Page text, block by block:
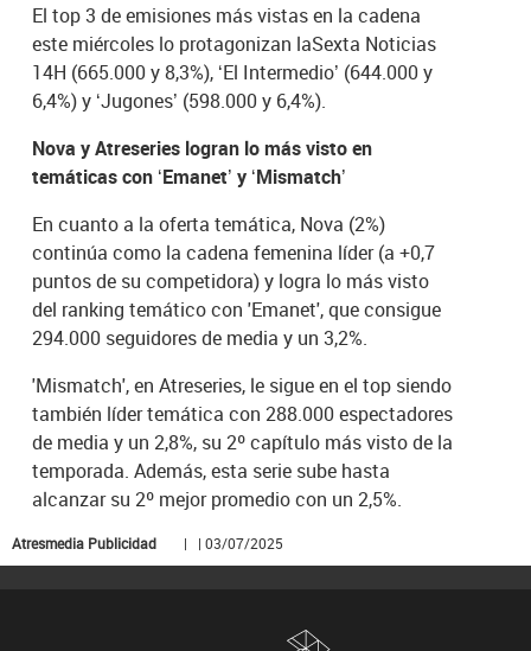
El top 3 de emisiones más vistas en la cadena
este miércoles lo protagonizan laSexta Noticias
14H (665.000 y 8,3%), ‘El Intermedio’ (644.000 y
6,4%) y ‘Jugones’ (598.000 y 6,4%).
Nova y Atreseries logran lo más visto en
temáticas con ‘Emanet’ y ‘Mismatch’
En cuanto a la oferta temática, Nova (2%)
continúa como la cadena femenina líder (a +0,7
puntos de su competidora) y logra lo más visto
del ranking temático con 'Emanet', que consigue
294.000 seguidores de media y un 3,2%.
'Mismatch', en Atreseries, le sigue en el top siendo
también líder temática con 288.000 espectadores
de media y un 2,8%, su 2º capítulo más visto de la
temporada. Además, esta serie sube hasta
alcanzar su 2º mejor promedio con un 2,5%.
Atresmedia Publicidad | | 03/07/2025